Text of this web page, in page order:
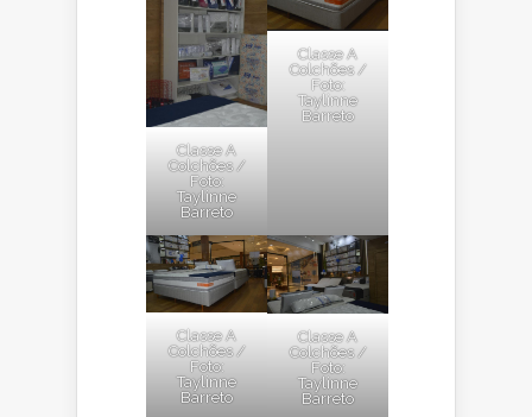
Classe A
Colchões /
Foto:
Taylinne
Barreto
Classe A
Colchões /
Foto:
Taylinne
Barreto
Classe A
Colchões /
Foto:
Taylinne
Barreto
Classe A
Colchões /
Foto:
Taylinne
Barreto